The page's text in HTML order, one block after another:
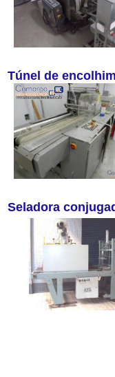
Túnel de
Seladora